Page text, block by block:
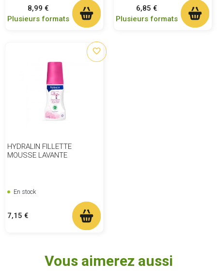
Prix
8,99 €
Plusieurs formats
Prix
6,85 €
Plusieurs formats
HYDRALIN FILLETTE
MOUSSE LAVANTE
favorite_border
En stock
Prix
7,15 €
Vous aimerez aussi